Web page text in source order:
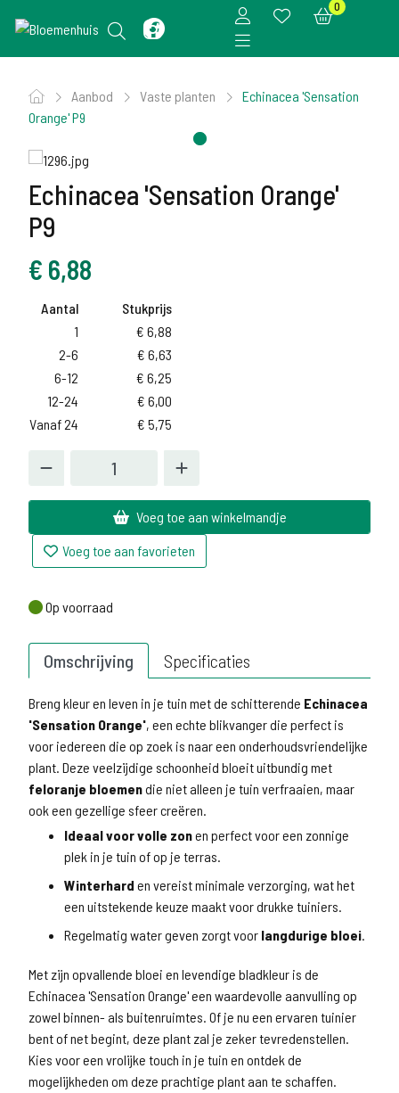
0
Aanbod Vaste planten
Echinacea 'Sensation
Orange' P9
Echinacea 'Sensation Orange'
P9
€ 6,88
Aantal
Stukprijs
1
€ 6,88
2-6
€ 6,63
6-12
€ 6,25
12-24
€ 6,00
Vanaf 24
€ 5,75
Voeg toe aan winkelmandje
Voeg toe aan favorieten
Op voorraad
Op voorraad
Omschrijving Specificaties
Breng kleur en leven in je tuin met de schitterende Echinacea
'Sensation Orange', een echte blikvanger die perfect is
voor iedereen die op zoek is naar een onderhoudsvriendelijke
plant. Deze veelzijdige schoonheid bloeit uitbundig met
feloranje bloemendie niet alleen je tuin verfraaien, maar
ook een gezellige sfeer creëren.
Ideaal voor volle zonen perfect voor een zonnige
plek in je tuin of op je terras.
Winterhard en vereist minimale verzorging, wat het
een uitstekende keuze maakt voor drukke tuiniers.
Regelmatig water geven zorgt voor langdurige bloei.
Met zijn opvallende bloei en levendige bladkleur is de
Echinacea 'Sensation Orange' een waardevolle aanvulling op
zowel binnen- als buitenruimtes. Of je nu een ervaren tuinier
bent of net begint, deze plant zal je zeker tevredenstellen.
Kies voor een vrolijke touch in je tuin en ontdek de
mogelijkheden om deze prachtige plant aan te schaffen.